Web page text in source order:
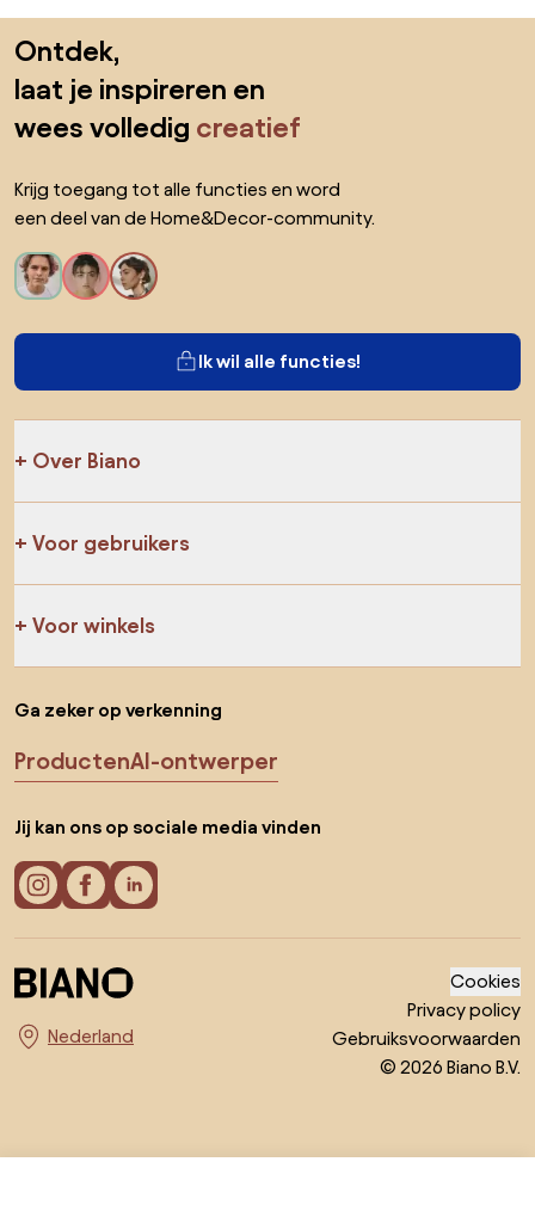
Ontdek,
laat je inspireren en
wees volledig creatief
Krijg toegang tot alle functies en word
een deel van de Home&Decor-community.
Ik wil alle functies!
Over Biano
Voor gebruikers
Voor winkels
Ga zeker op verkenning
ProductenAI-ontwerper
Jij kan ons op sociale media vinden
Kies land
Cookies
Privacy policy
Gebruiksvoorwaarden
© 2026 Biano B.V.